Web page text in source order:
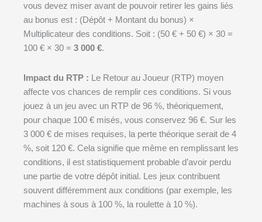
vous devez miser avant de pouvoir retirer les gains liés
au bonus est : (Dépôt + Montant du bonus) ×
Multiplicateur des conditions. Soit : (50 € + 50 €) × 30 =
100 € × 30 = 3 000 €.
Impact du RTP : Le Retour au Joueur (RTP) moyen
affecte vos chances de remplir ces conditions. Si vous
jouez à un jeu avec un RTP de 96 %, théoriquement,
pour chaque 100 € misés, vous conservez 96 €. Sur les
3 000 € de mises requises, la perte théorique serait de 4
%, soit 120 €. Cela signifie que même en remplissant les
conditions, il est statistiquement probable d’avoir perdu
une partie de votre dépôt initial. Les jeux contribuent
souvent différemment aux conditions (par exemple, les
machines à sous à 100 %, la roulette à 10 %).